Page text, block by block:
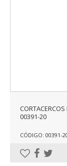
00391-20
CÓDIGO: 00391-